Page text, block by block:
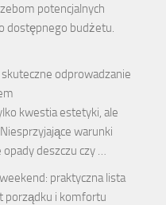
potencjalnych
dostępnego budżetu.
odprowadzanie
kwestia estetyki, ale
warunki
deszczu czy …
praktyczna lista
porządku i komfortu